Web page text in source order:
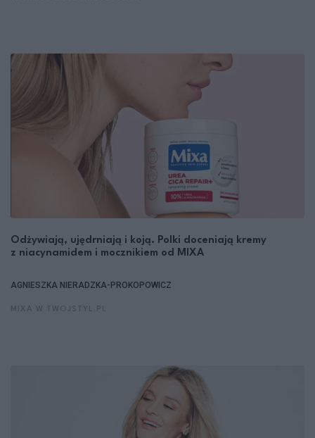
Odżywiają, ujędrniają i koją. Polki doceniają kremy
z niacynamidem i mocznikiem od MIXA
AGNIESZKA NIERADZKA-PROKOPOWICZ